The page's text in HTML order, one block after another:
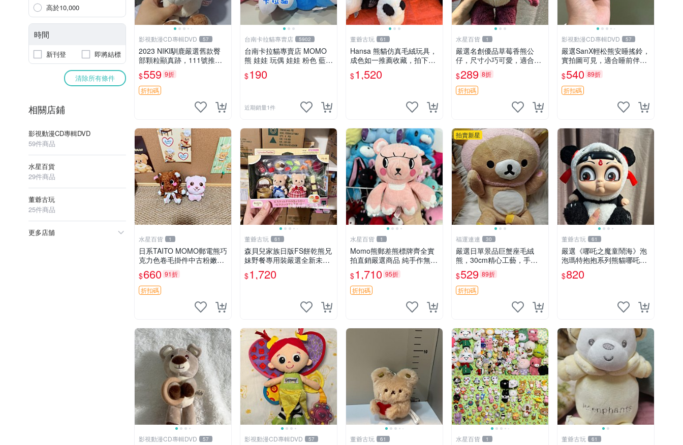
高於10,000
時間
新刊登 即將結標
清除所有條件
相關店鋪
影視動漫CD專輯DVD
59件商品
水星百貨
29件商品
董爺古玩
25件商品
更多店舖
影視動漫CD專輯DVD 57
2023 NIKI馴鹿嚴選舊款臀
部顆粒顯真跡，111號推薦
珍藏品 馴鹿 舊款 尾巴顆粒
$559 9折
折扣碼
台南卡拉貓專賣店 5902
台南卡拉貓專賣店 MOMO
熊 娃娃 玩偶 娃娃 粉色 藍色
2色分售
$190
近期銷量1件
董爺古玩 61
Hansa 熊貓仿真毛絨玩具，
成色如一推薦收藏，拍下無
疑心 熊貓 毛絨玩具 收藏
$1,520
水星百貨 1
嚴選名創優品草莓香熊公
仔，尺寸小巧可愛，適合收
藏賞玩 30cm 玩具 公仔 草
莓熊
$289 8折
折扣碼
影視動漫CD專輯DVD 57
嚴選SanX輕松熊安睡搖鈴，
實拍圖可見，適合睡前伴
侶， Picks安撫好物 0325
懸吊 電腦
$540 89折
折扣碼
水星百貨 1
日系TAITO MOMO郵電熊巧
克力色卷毛掛件中古粉嫩玩
偶微瑕推薦 postpet momo
郵電熊 中古玩偶
$660 91折
折扣碼
董爺古玩 61
森貝兒家族日版FS餅乾熊兄
妹野餐專用裝嚴選全新未開
封，包含兩組大童款紙盒
裝，適合收藏與分享。 餅乾
$1,720
水星百貨 1
Momo熊郵差熊標牌齊全實
拍直銷嚴選商品 純手作無修
圖可收藏 郵差熊 Momo熊
標牌 商品
$1,710 95折
折扣碼
拍賣新星
福運連連 30
嚴選日單景品巨蟹座毛絨
熊，30cm精心工藝，手感
軟糯推薦收藏送人 巨蟹座
毛絨玩具 精緻做工
$529 89折
折扣碼
董爺古玩 61
嚴選《哪吒之魔童鬧海》泡
泡瑪特抱抱系列熊貓哪吒搪
膠臉毛絨， STATE：如圖顯
示 哪吒 毛絨公仔 泡泡瑪特
$820
影視動漫CD專輯DVD 57 影視動漫CD專輯DVD 57 董爺古玩 61 水星百貨 1 董爺古玩 61